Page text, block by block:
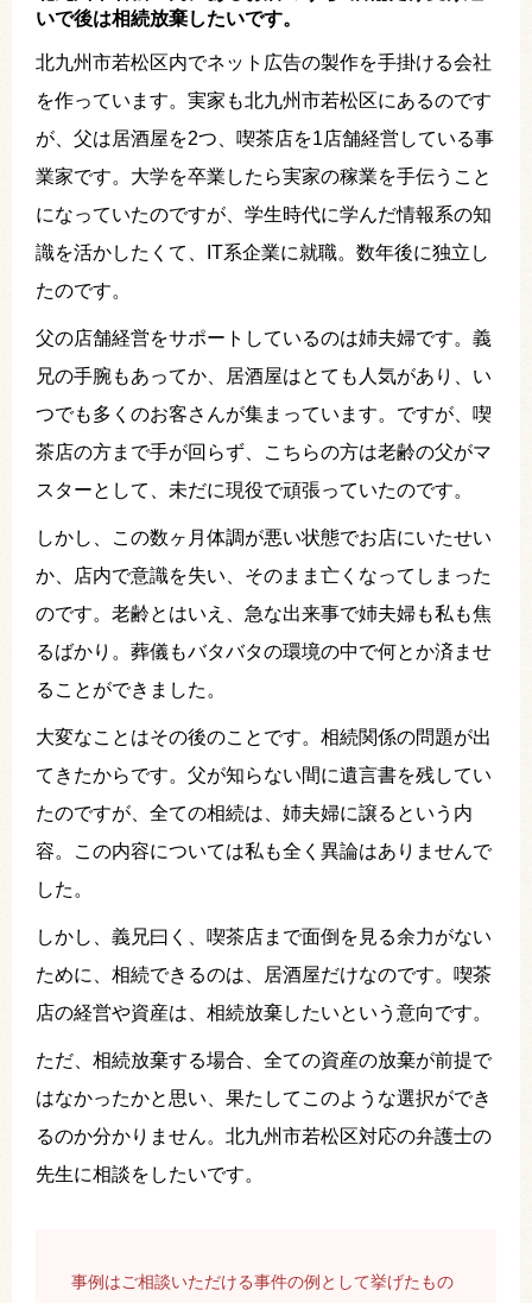
いで後は相続放棄したいです。
北九州市若松区内でネット広告の製作を手掛ける会社
を作っています。実家も北九州市若松区にあるのです
が、父は居酒屋を2つ、喫茶店を1店舗経営している事
業家です。大学を卒業したら実家の稼業を手伝うこと
になっていたのですが、学生時代に学んだ情報系の知
識を活かしたくて、IT系企業に就職。数年後に独立し
たのです。
父の店舗経営をサポートしているのは姉夫婦です。義
兄の手腕もあってか、居酒屋はとても人気があり、い
つでも多くのお客さんが集まっています。ですが、喫
茶店の方まで手が回らず、こちらの方は老齢の父がマ
スターとして、未だに現役で頑張っていたのです。
しかし、この数ヶ月体調が悪い状態でお店にいたせい
か、店内で意識を失い、そのまま亡くなってしまった
のです。老齢とはいえ、急な出来事で姉夫婦も私も焦
るばかり。葬儀もバタバタの環境の中で何とか済ませ
ることができました。
大変なことはその後のことです。相続関係の問題が出
てきたからです。父が知らない間に遺言書を残してい
たのですが、全ての相続は、姉夫婦に譲るという内
容。この内容については私も全く異論はありませんで
した。
しかし、義兄曰く、喫茶店まで面倒を見る余力がない
ために、相続できるのは、居酒屋だけなのです。喫茶
店の経営や資産は、相続放棄したいという意向です。
ただ、相続放棄する場合、全ての資産の放棄が前提で
はなかったかと思い、果たしてこのような選択ができ
るのか分かりません。北九州市若松区対応の弁護士の
先生に相談をしたいです。
事例はご相談いただける事件の例として挙げたもの